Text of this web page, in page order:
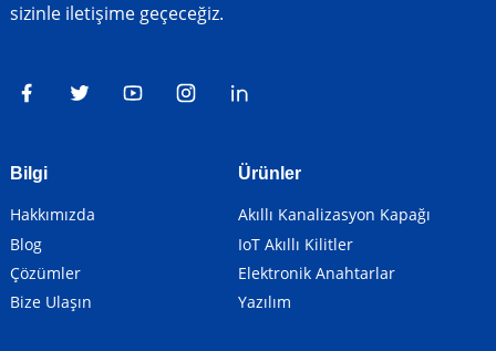
sizinle iletişime geçeceğiz.
Bilgi
Hakkımızda
Blog
Çözümler
Bize Ulaşın
Ürünler
Akıllı Kanalizasyon Kapağı
IoT Akıllı Kilitler
Elektronik Anahtarlar
Yazılım